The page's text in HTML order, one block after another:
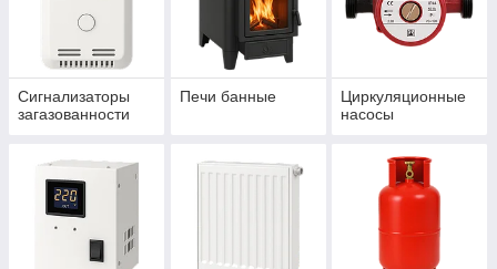
Сигнализаторы
загазованности
Печи банные
Циркуляционные
насосы